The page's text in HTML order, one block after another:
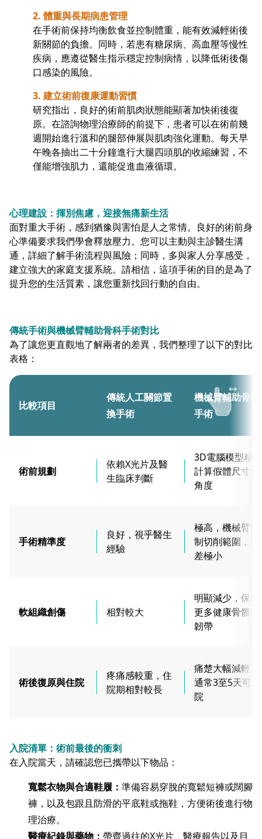
2. 體重與長期病患管理
在手術前保持均衡飲食並控制體重，能有效減輕術後
新關節的負擔。同時，若患有糖尿病、高血壓等慢性
疾病，應遵從醫生指示穩定控制病情，以降低術後傷
口感染的風險。
3. 建立術前復康運動習慣
研究指出，良好的術前肌肉狀態能顯著加快術後復
原。在諮詢物理治療師的前提下，患者可以在術前幾
週開始進行溫和的腿部伸展與肌肉強化運動。每天早
午晚各抽出二十分鐘進行大腿四頭肌的收縮練習，不
僅能增強肌力，還能促進血液循環。
心理建設：揮別焦慮，迎接無痛新生活
面對重大手術，感到猶豫與害怕是人之常情。良好的術前身
心準備要求我們學會釋放壓力。您可以主動與主診醫生溝
通，詳細了解手術流程與風險；同時，多與家人分享感受，
建立強大的家庭支援系統。請相信，這項手術的目的是為了
提升您的生活質素，讓您重新找回行動的自由。
傳統手術與機械臂輔助骨科手術對比
為了讓您更直觀地了解兩者的差異，我們整理了以下的對比
表格：
比較項目
傳統人工關節置
換手術
機械臂輔助骨科
手術
術前規劃
依賴X光片及醫
生臨床判斷
3D電腦模型精準
計算假體尺寸與
角度
手術精準度
良好，視乎醫生
經驗
極高，機械臂限
制切削範圍，誤
差極小
軟組織創傷 相對較大
明顯減少，保留
更多健康骨骼與
韌帶
術後復原與住院
疼痛感較重，住
院期相對較長
痛楚大幅減輕，
通常3至5天可出
院
入院清單：術前最後的衝刺
在入院當天，請確認您已攜帶以下物品：
寬鬆衣物與合適鞋履： 準備容易穿脫的寬鬆短褲或闊腳
褲，以及包跟且防滑的平底鞋或拖鞋，方便術後進行物
理治療。
醫療紀錄與藥物： 帶齊過往的X光片、醫療報告以及目